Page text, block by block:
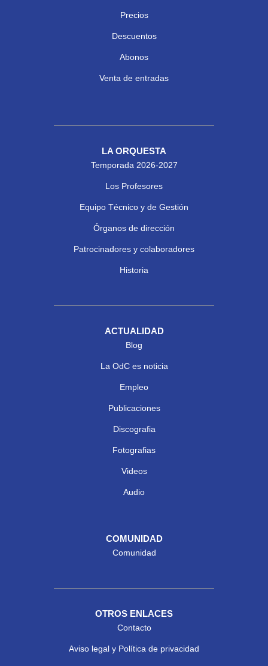
Precios
Descuentos
Abonos
Venta de entradas
LA ORQUESTA
Temporada 2026-2027
Los Profesores
Equipo Técnico y de Gestión
Órganos de dirección
Patrocinadores y colaboradores
Historia
ACTUALIDAD
Blog
La OdC es noticia
Empleo
Publicaciones
Discografia
Fotografias
Videos
Audio
COMUNIDAD
Comunidad
OTROS ENLACES
Contacto
Aviso legal y Política de privacidad